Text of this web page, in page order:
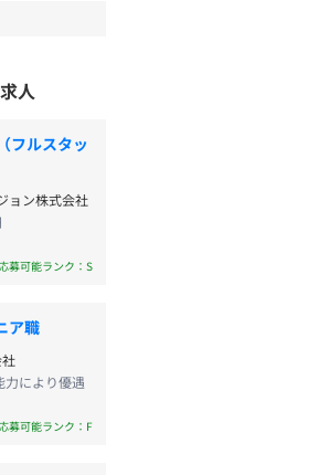
人
フルスタッ
ョン株式会社
募可能ランク：S
ア職
力により優遇
募可能ランク：F